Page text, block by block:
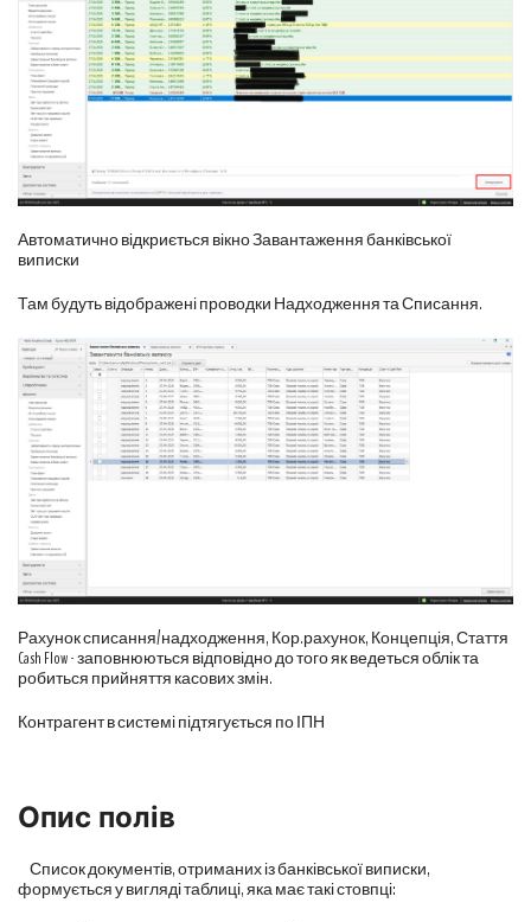
Автоматично відкриється вікно Завантаження банківської
виписки
Там будуть відображені проводки Надходження та Списання.
Рахунок списання/надходження, Кор.рахунок, Концепція, Стаття
Cash Flow - заповнюються відповідно до того як ведеться облік та
робиться прийняття касових змін.
Контрагент в системі підтягується по ІПН
Опис полів
Список документів, отриманих із банківської виписки,
формується у вигляді таблиці, яка має такі стовпці: